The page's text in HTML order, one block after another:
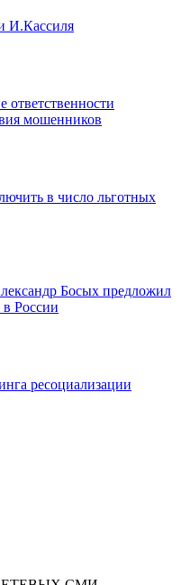
И.Кассиля
ответственности
мошенников
в число льготных
Босых предложил
в России
ресоциализации